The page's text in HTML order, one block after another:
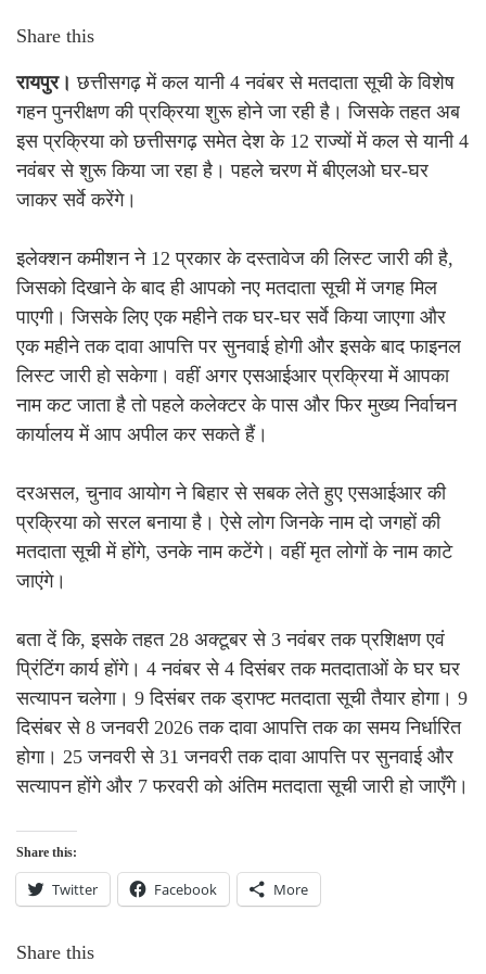
Share this
रायपुर। छत्तीसगढ़ में कल यानी 4 नवंबर से मतदाता सूची के विशेष
गहन पुनरीक्षण की प्रक्रिया शुरू होने जा रही है। जिसके तहत अब
इस प्रक्रिया को छत्तीसगढ़ समेत देश के 12 राज्यों में कल से यानी 4
नवंबर से शुरू किया जा रहा है। पहले चरण में बीएलओ घर-घर
जाकर सर्वे करेंगे।
इलेक्शन कमीशन ने 12 प्रकार के दस्तावेज की लिस्ट जारी की है,
जिसको दिखाने के बाद ही आपको नए मतदाता सूची में जगह मिल
पाएगी। जिसके लिए एक महीने तक घर-घर सर्वे किया जाएगा और
एक महीने तक दावा आपत्ति पर सुनवाई होगी और इसके बाद फाइनल
लिस्ट जारी हो सकेगा। वहीं अगर एसआईआर प्रक्रिया में आपका
नाम कट जाता है तो पहले कलेक्टर के पास और फिर मुख्य निर्वाचन
कार्यालय में आप अपील कर सकते हैं।
दरअसल, चुनाव आयोग ने बिहार से सबक लेते हुए एसआईआर की
प्रक्रिया को सरल बनाया है। ऐसे लोग जिनके नाम दो जगहों की
मतदाता सूची में होंगे, उनके नाम कटेंगे। वहीं मृत लोगों के नाम काटे
जाएंगे।
बता दें कि, इसके तहत 28 अक्टूबर से 3 नवंबर तक प्रशिक्षण एवं
प्रिंटिंग कार्य होंगे। 4 नवंबर से 4 दिसंबर तक मतदाताओं के घर घर
सत्यापन चलेगा। 9 दिसंबर तक ड्राफ्ट मतदाता सूची तैयार होगा। 9
दिसंबर से 8 जनवरी 2026 तक दावा आपत्ति तक का समय निर्धारित
होगा। 25 जनवरी से 31 जनवरी तक दावा आपत्ति पर सुनवाई और
सत्यापन होंगे और 7 फरवरी को अंतिम मतदाता सूची जारी हो जाएँगे।
Share this:
Twitter Facebook More
Share this